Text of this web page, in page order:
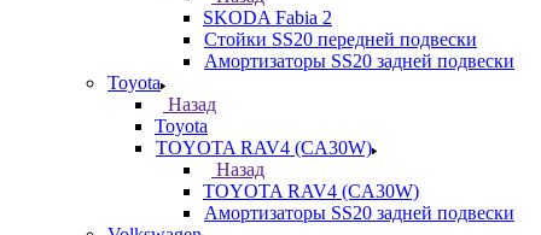
SKODA Fabia 2
Стойки SS20 передней подвески
Амортизаторы SS20 задней подвески
Toyota
Назад
Toyota
TOYOTA RAV4 (CA30W)
Назад
TOYOTA RAV4 (CA30W)
Амортизаторы SS20 задней подвески